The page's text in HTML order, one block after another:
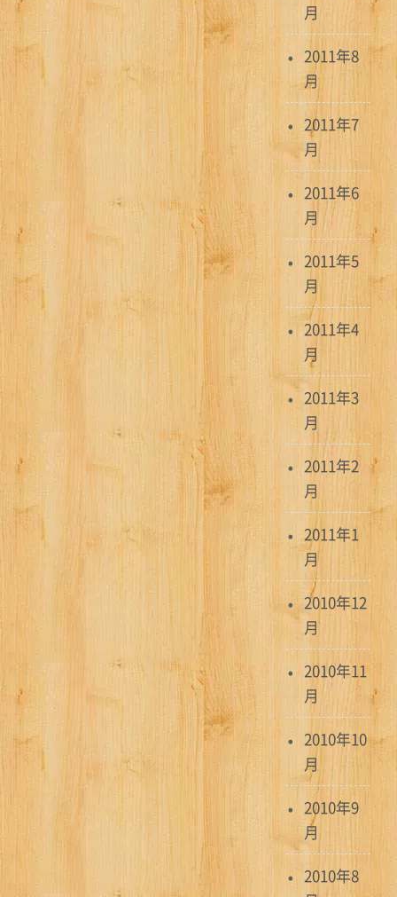
月
2011年8
月
2011年7
月
2011年6
月
2011年5
月
2011年4
月
2011年3
月
2011年2
月
2011年1
月
2010年12
月
2010年11
月
2010年10
月
2010年9
月
2010年8